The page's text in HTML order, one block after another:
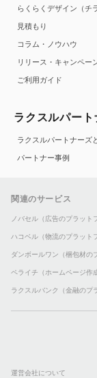
らくらくデザイン（チ
見積もり
コラム・ノウハウ
リリース・キャンペー
ご利用ガイド
ラクスルパー
ラクスルパートナーズ
パートナー事例
関連のサービス
ノバセル（広告のプラット
ハコベル（物流のプラット
ダンボールワン（梱包材の
ペライチ（ホームページ作
ラクスルバンク（金融のプ
運営会社について